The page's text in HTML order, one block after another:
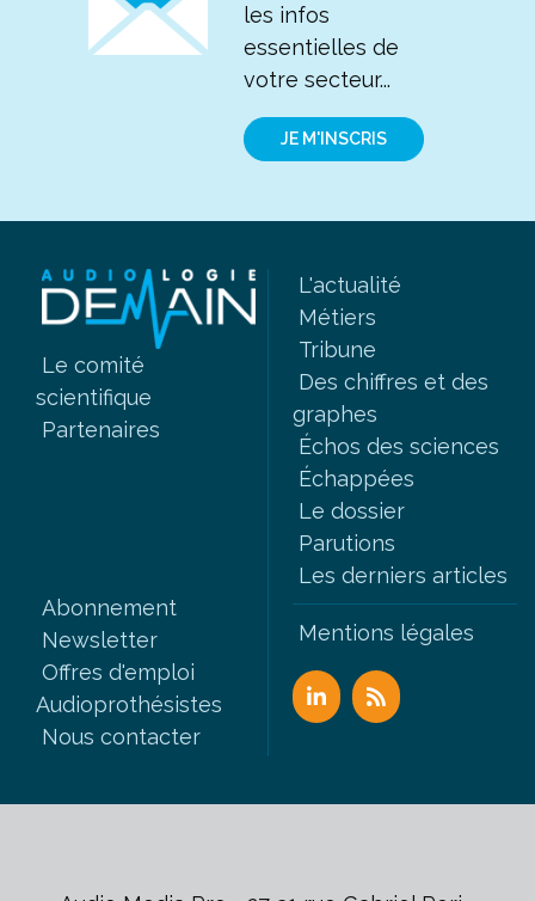
les infos
essentielles de
votre secteur...
JE M'INSCRIS
Le comité
scientifique
Partenaires
L'actualité
Métiers
Tribune
Des chiffres et des
graphes
Échos des sciences
Échappées
Le dossier
Parutions
Les derniers articles
Abonnement
Newsletter
Offres d'emploi
Audioprothésistes
Nous contacter
Mentions légales